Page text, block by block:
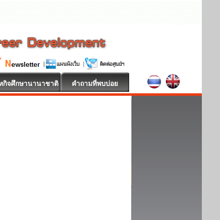
กิจศึกษานานาชาติ คำถามที่พบบ่อย